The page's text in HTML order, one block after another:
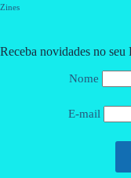
Zines
Receba novidades no
Nome
E-mail